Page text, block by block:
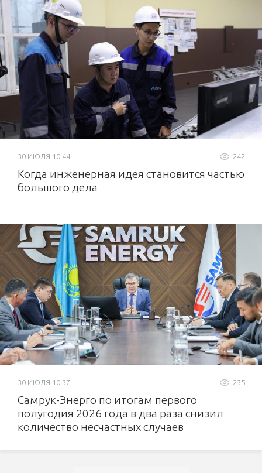
242
30 ИЮЛЯ 10:44
Когда инженерная идея становится частью
большого дела
235
30 ИЮЛЯ 10:37
Самрук-Энерго по итогам первого
полугодия 2026 года в два раза снизил
количество несчастных случаев